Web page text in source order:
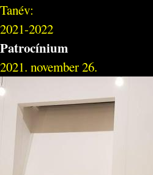
Tanév:
2021-2022
Patrocínium
2021. november 26.